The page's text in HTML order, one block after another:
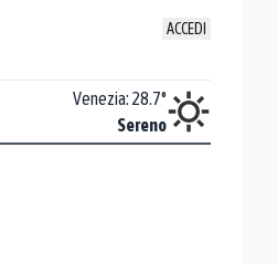
ACCEDI
Venezia: 28.7°
Sereno